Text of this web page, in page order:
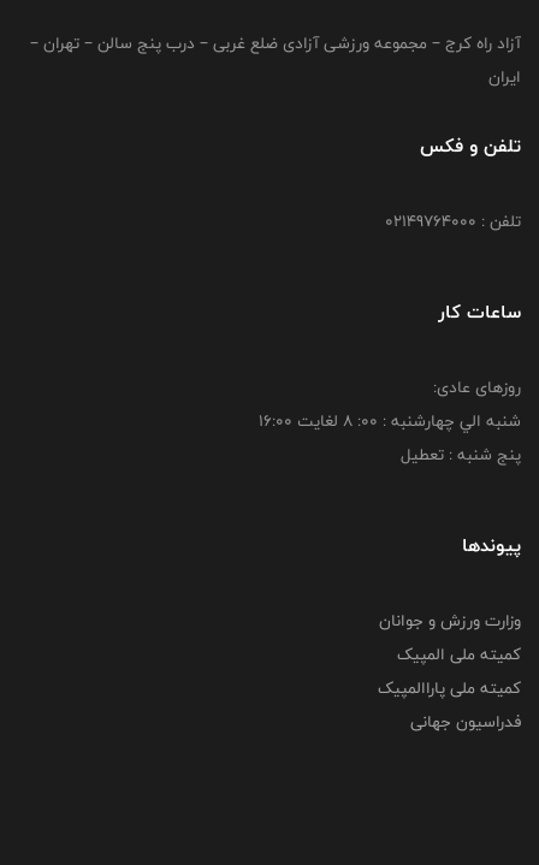
آزاد راه کرج – مجموعه ورزشی آزادی ضلع غربی – درب پنج سالن – تهران –
ایران
تلفن و فکس
تلفن : 02149764000
ساعات کار
روزهای عادی:
شنبه الي چهارشنبه : 00: 8 لغايت 16:00
پنج شنبه : تعطیل
پیوندها
وزارت ورزش و جوانان
کمیته ملی المپیک
کمیته ملی پاراالمپیک
فدراسیون جهانی